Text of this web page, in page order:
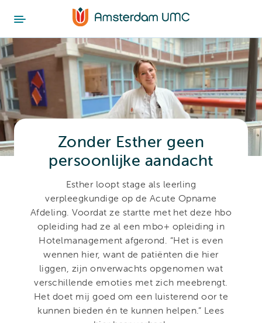
Zonder Esther geen
persoonlijke aandacht
Esther loopt stage als leerling
verpleegkundige op de Acute Opname
Afdeling. Voordat ze startte met het deze hbo
opleiding had ze al een mbo+ opleiding in
Hotelmanagement afgerond. “Het is even
wennen hier, want de patiënten die hier
liggen, zijn onverwachts opgenomen wat
verschillende emoties met zich meebrengt.
Het doet mij goed om een luisterend oor te
kunnen bieden én te kunnen helpen.” Lees